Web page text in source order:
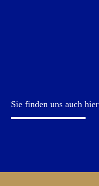
Sie finden uns auch hier